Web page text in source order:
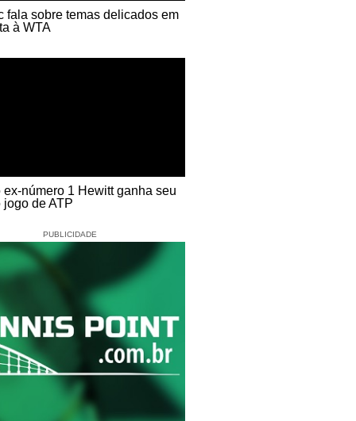
fala sobre temas delicados em
à WTA
ex-número 1 Hewitt ganha seu
jogo de ATP
PUBLICIDADE